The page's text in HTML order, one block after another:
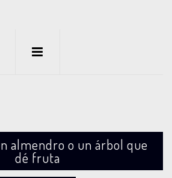
almendro o un árbol que
dé fruta